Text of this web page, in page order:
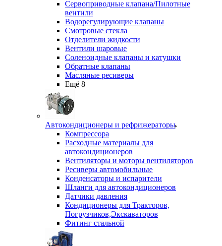
Сервоприводные клапана/Пилотные
вентили
Водорегулирующие клапаны
Смотровые стекла
Отделители жидкости
Вентили шаровые
Соленоидные клапаны и катушки
Обратные клапаны
Масляные ресиверы
Ещё 8
Автокондиционеры и рефрижераторы
Компрессора
Расходные материалы для
автокондиционеров
Вентиляторы и моторы вентиляторов
Ресиверы автомобильные
Конденсаторы и испарители
Шланги для автокондиционеров
Датчики давления
Кондиционеры для Тракторов,
Погрузчиков,Экскаваторов
Фитинг стальной